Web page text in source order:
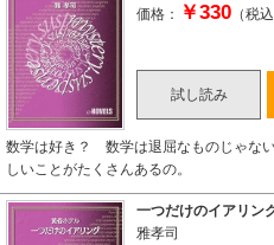
価格：
￥330 （税込
試し読み
数学は好き？ 数学は退屈なものじゃな
しいことがたくさんあるの。
一つだけのイアリ
雅孝司